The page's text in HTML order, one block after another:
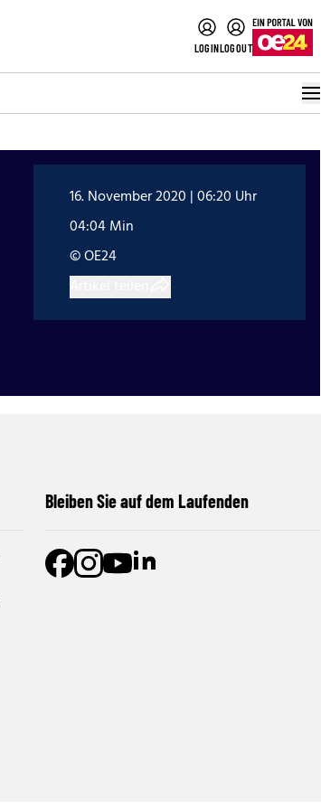
LOGINLOGOUT
16. November 2020 | 06:20 Uhr
04:04 Min
© OE24
Bleiben Sie auf dem Laufenden